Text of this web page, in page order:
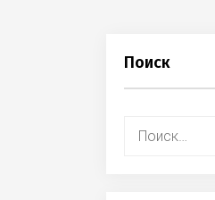
Поиск
Найти: